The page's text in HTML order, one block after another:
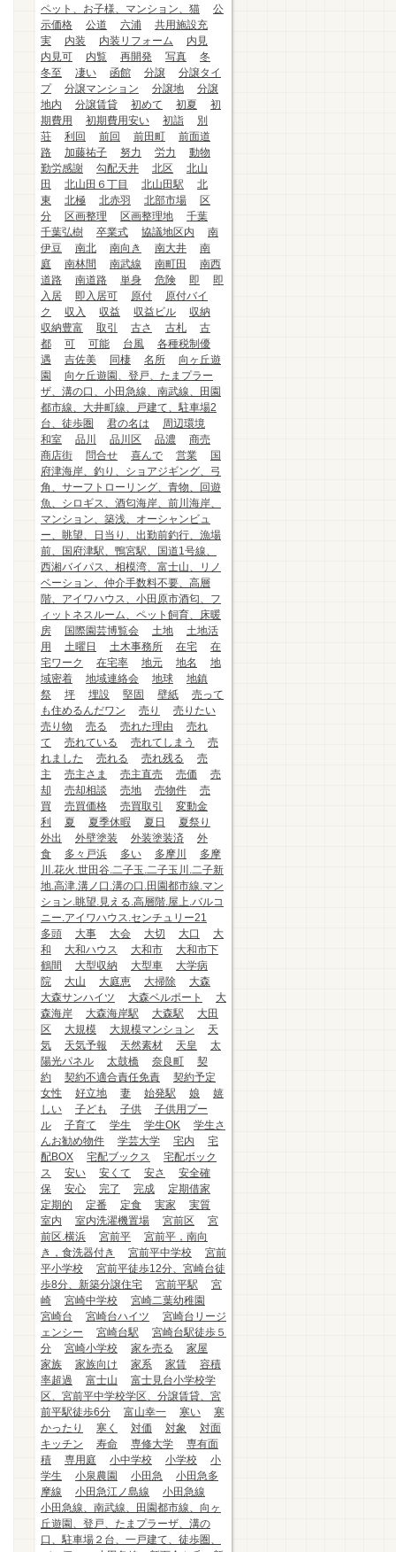
ペット、お子様、マンション、猫
公
示価格
公道 六浦
共用施設充
実
内装 内装リフォーム
内見
内見可
内覧 再開発 写真
冬
冬至
凄い 函館 分譲
分譲タイ
プ
分譲マンション 分譲地
分譲
地内
分譲賃貸 初めて 初夏
初
期費用
初期費用安い 初詣
別
荘
利回 前回 前田町
前面道
路
加藤祐子 努力 労力
動物
勤労感謝
勾配天井 北区
北山
田
北山田６丁目 北山田駅
北
東
北極 北赤羽 北部市場
区
分
区画整理 区画整理地
千葉
千葉弘樹
卒業式 協議地区内
南
伊豆
南北 南向き 南大井
南
庭
南林間 南武線 南町田
南西
道路
南道路 単身 危険 即
即
入居
即入居可 原付
原付バイ
ク
収入 収益 収益ビル
収納
収納豊富
取引 古さ 古札
古
都
可 可能 台風
各種税制優
遇
吉佐美 同棲 名所
向ヶ丘遊
園
向ケ丘遊園、登戸、たまプラー
ザ、溝の口、小田急線、南武線、田園
都市線、大井町線、戸建て、駐車場2
台、徒歩圏
君の名は
周辺環境
和室
品川 品川区 品濃
商売
商店街
問合せ 喜んで 営業
国
府津海岸、釣り、ショアジギング、弓
角、サーフトローリング、青物、回遊
魚、シロギス、酒匂海岸、前川海岸、
マンション、築浅、オーシャンビュ
ー、眺望、日当り、出勤前釣行、漁場
前、国府津駅、鴨宮駅、国道1号線、
西湘バイパス、相模湾、富士山、リノ
ベーション、仲介手数料不要、高層
階、アイワハウス、小田原市酒匂、フ
ィットネスルーム、ペット飼育、床暖
房
国際園芸博覧会 土地
土地活
用
土曜日 土木事務所 在宅
在
宅ワーク
在宅率 地元 地名
地
域密着
地域連絡会 地球
地鎮
祭
坪 埋設 堅固 壁紙
売って
も住めるんだワン
売り
売りたい
売り物
売る 売れた理由
売れ
て
売れている 売れてしまう
売
れました
売れる 売れ残る
売
主
売主さま 売主直売 売価
売
却
売却相談 売地 売物件
売
買
売買価格 売買取引
変動金
利
夏 夏季休暇 夏日
夏祭り
外出
外壁塗装 外装塗装済
外
食
多々戸浜 多い 多摩川
多摩
川.花火.世田谷.二子玉.二子玉川.二子新
地.高津.溝ノ口.溝の口.田園都市線.マン
ション.眺望.見える.高層階.屋上.バルコ
ニー.アイワハウス.センチュリー21
多頭
大事 大会 大切 大口
大
和
大和ハウス 大和市
大和市下
鶴間
大型収納 大型車
大学病
院
大山 大庭恵 大掃除
大森
大森サンハイツ
大森ベルポート
大
森海岸
大森海岸駅 大森駅
大田
区
大規模 大規模マンション
天
気
天気予報 天然素材 天皇
太
陽光パネル
太鼓橋 奈良町
契
約
契約不適合責任免責
契約予定
女性
好立地 妻 始発駅 娘
嬉
しい
子ども 子供
子供用プー
ル
子育て 学生 学生OK
学生さ
んお勧め物件
学芸大学 宅内
宅
配BOX
宅配ブックス
宅配ボック
ス
安い 安くて 安さ
安全確
保
安心 完了 完成
定期借家
定期的
定番 定食 実家
実質
室内
室内洗濯機置場 宮前区
宮
前区.横浜
宮前平
宮前平，南向
き，食洗器付き
宮前平中学校
宮前
平小学校
宮前平徒歩12分、宮崎台徒
歩8分、新築分譲住宅
宮前平駅
宮
崎
宮崎中学校
宮崎二葉幼稚園
宮崎台
宮崎台ハイツ
宮崎台リージ
ェンシー
宮崎台駅
宮崎台駅徒歩５
分
宮崎小学校 家を売る
家屋
家族
家族向け 家系 家賃
容積
率超過
富士山
富士見台小学校学
区、宮前平中学校学区、分譲賃貸、宮
前平駅徒歩6分
富山幸一 寒い
寒
かったり
寒く 対価 対象
対面
キッチン
寿命 専修大学
専有面
積
専用庭 小中学校 小学校
小
学生
小泉農園 小田急
小田急多
摩線
小田急江ノ島線
小田急線
小田急線、南武線、田園都市線、向ヶ
丘遊園、登戸、たまプラーザ、溝の
口、駐車場２台、一戸建て、徒歩圏、